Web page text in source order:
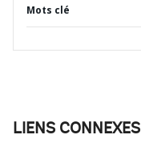
Mots clé
LIENS CONNEXES